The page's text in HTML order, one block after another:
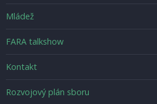
Footer_second
Mládež
FARA talkshow
Footer_third
Kontakt
Rozvojový plán sboru